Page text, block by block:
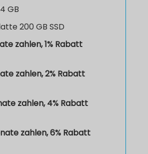
GB
200 GB SSD
zahlen, 1% Rabatt
zahlen, 2% Rabatt
zahlen, 4% Rabatt
zahlen, 6% Rabatt